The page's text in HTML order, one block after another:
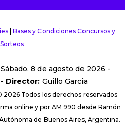
| Bases y Condiciones Concursos y
Sorteos
8 de agosto de 2026 -
Director:Guillo Garcia
Todos los derechos reservados
online y por AM 990 desde Ramón
de Buenos Aires, Argentina.